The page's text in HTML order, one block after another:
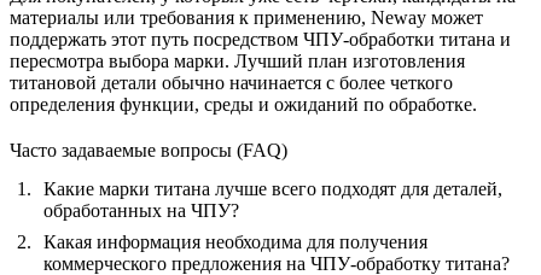
материалы или требования к применению, Neway может
поддержать этот путь посредством ЧПУ-обработки титана и
пересмотра выбора марки. Лучший план изготовления
титановой детали обычно начинается с более четкого
определения функции, среды и ожиданий по обработке.
Часто задаваемые вопросы (FAQ)
Какие марки титана лучше всего подходят для деталей,
обработанных на ЧПУ?
Какая информация необходима для получения
коммерческого предложения на ЧПУ-обработку титана?